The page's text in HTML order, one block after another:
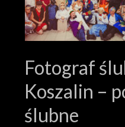
Fotograf
Koszalin –
ślubne